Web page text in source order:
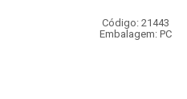
Código: 21443
Embalagem: PC